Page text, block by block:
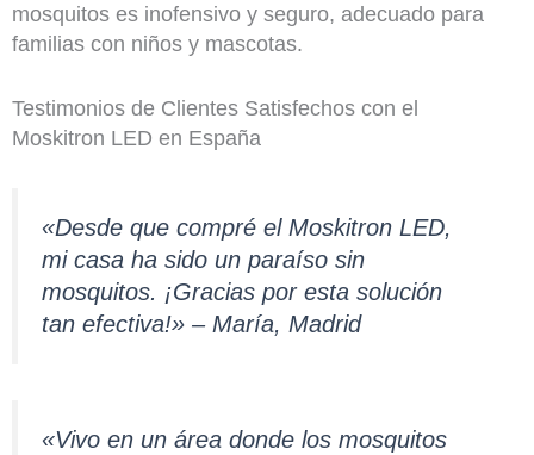
mosquitos es inofensivo y seguro, adecuado para
familias con niños y mascotas.
Testimonios de Clientes Satisfechos con el
Moskitron LED en España
«Desde que compré el Moskitron LED,
mi casa ha sido un paraíso sin
mosquitos. ¡Gracias por esta solución
tan efectiva!» – María, Madrid
«Vivo en un área donde los mosquitos